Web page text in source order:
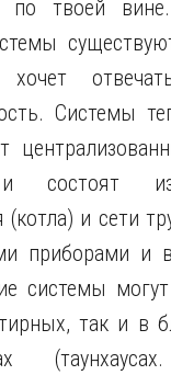
по твоей
Системы
состоят
(котла) и сети
приборами и
системы могут
так и в